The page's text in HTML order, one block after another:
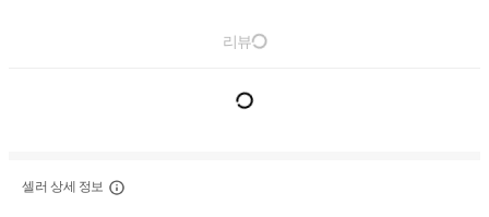
리뷰
셀러 상세 정보